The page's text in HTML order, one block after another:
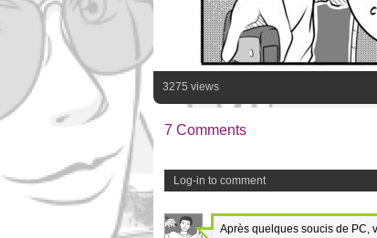
3275 views
7 Comments
Log-in to comment
Après quelques soucis de PC,